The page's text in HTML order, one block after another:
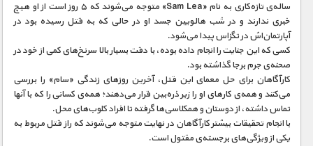
ساله‌ی تازه‌کاری به نام «Sam Lea» متوجه می‌شوند که ۵ روز است از او هیچ
خبری ندارند و در شب هالویین جسد او در حالی که به قتل رسیده بود در
آپارتمان‌اش در تگزاس پیدا می‌شود.
کسی که این جنایت را انجام داده بوده، با دقت بسیار بالا سرنخ‌های کمی از خود در
صحنه‌ی جرم برجا گذاشته بود.
کارآگاهان برای حل معمای این قتل، آخرین روزهای زندگی «سام» را بررسی
می‌کنند و همه‌ی کارهای او را زیر ذره‌بین قرار می‌دهند؛ همه‌ی کسانی را که با آنها
تماس داشته، از دوستان و همکلاسی‌ها گرفته تا افراد کلوب‌های محل.
با انجام تحقیقات بیشتر کارآگاهان در نهایت متوجه می‌شوند که راز قتل مربوط به
یکی از ویژگی‌های برجسته‌ی مقتول است.